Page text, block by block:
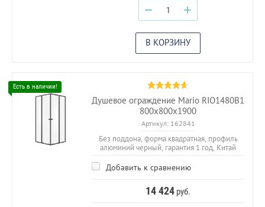
− +
В КОРЗИНУ
Душевое ограждение Mario RIO1480B1
800х800х1900
Артикул:162841
Без поддона, форма квадратная, профиль
алюминий черный, гарантия 1 год, Китай
Добавить к сравнению
14 424 руб.